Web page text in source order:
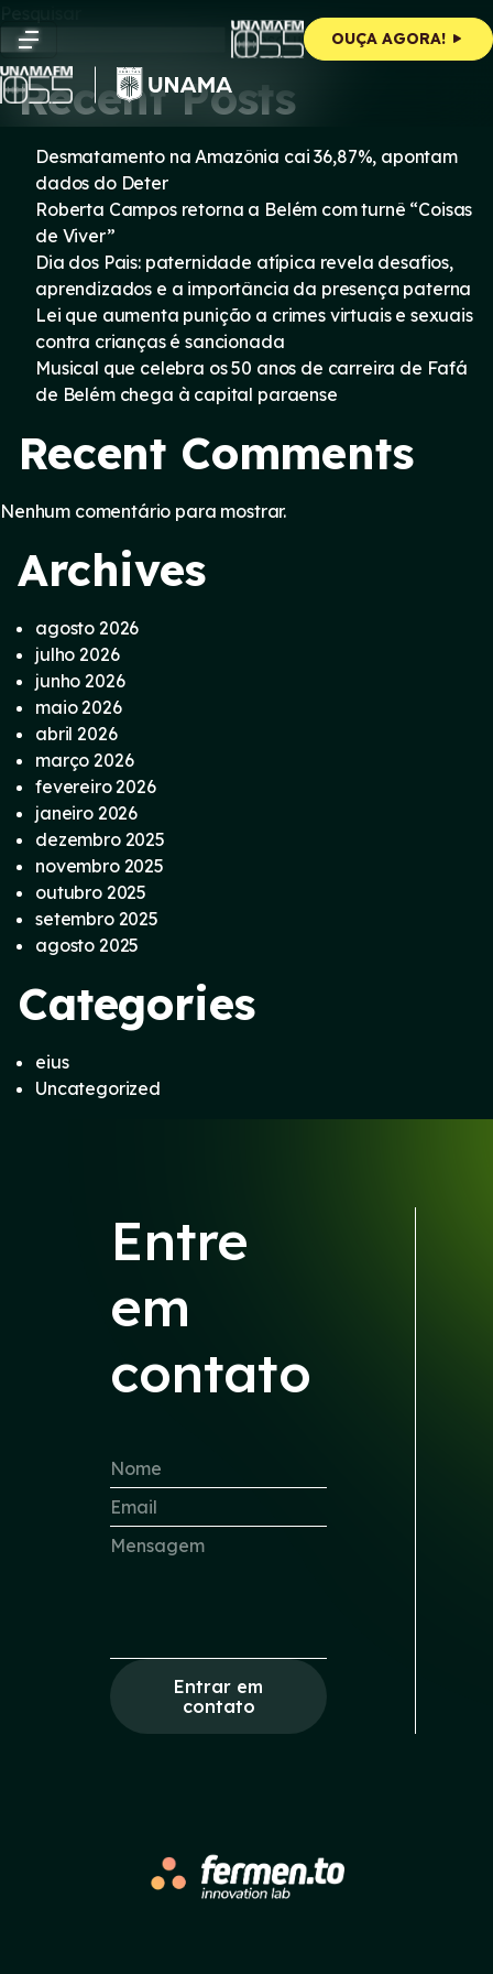
content
OUÇA AGORA!
Pesquisar
Pesquisar
Recent Posts
Desmatamento na Amazônia cai 36,87%, apontam
dados do Deter
Roberta Campos retorna a Belém com turnê “Coisas
de Viver”
Dia dos Pais: paternidade atípica revela desafios,
aprendizados e a importância da presença paterna
Lei que aumenta punição a crimes virtuais e sexuais
contra crianças é sancionada
Musical que celebra os 50 anos de carreira de Fafá
de Belém chega à capital paraense
Recent Comments
Nenhum comentário para mostrar.
Archives
agosto 2026
julho 2026
junho 2026
maio 2026
abril 2026
março 2026
fevereiro 2026
janeiro 2026
dezembro 2025
novembro 2025
outubro 2025
setembro 2025
agosto 2025
Categories
eius
Uncategorized
Entre
em
contato
Entrar em
contato